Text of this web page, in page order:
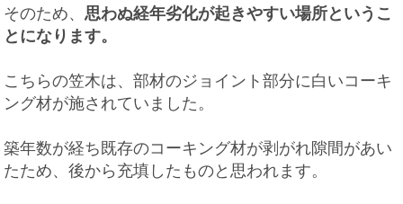
そのため、思わぬ経年劣化が起きやすい場所というこ
とになります。
こちらの笠木は、部材のジョイント部分に白いコーキ
ング材が施されていました。
築年数が経ち既存のコーキング材が剥がれ隙間があい
たため、後から充填したものと思われます。